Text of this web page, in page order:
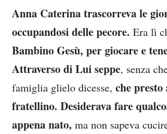
Anna Caterina trascorreva le
occupandosi delle pecore. Era lì
Bambino Gesù, per giocare e
Attraverso di Lui seppe, senza
famiglia glielo dicesse, che
fratellino. Desiderava fare
appena nato, ma non sapeva